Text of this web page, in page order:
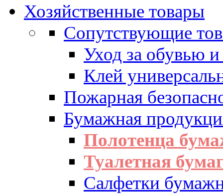
Хозяйственные товары
Сопутствующие
Уход за обувью
Клей
Пожарная
Бумажная
Полотенца
Туалетная
Салфетки